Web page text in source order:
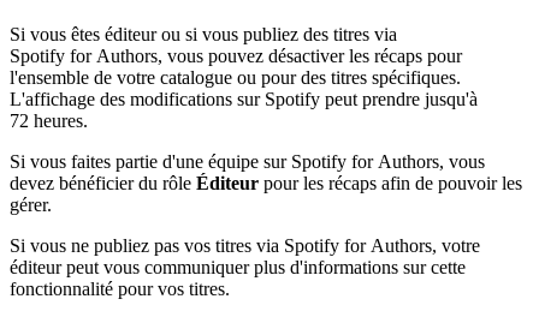
Si vous êtes éditeur ou si vous publiez des titres via
Spotify for Authors, vous pouvez désactiver les récaps pour
l'ensemble de votre catalogue ou pour des titres spécifiques.
L'affichage des modifications sur Spotify peut prendre jusqu'à
72 heures.
Si vous faites partie d'une équipe sur Spotify for Authors, vous
devez bénéficier du rôle Éditeur pour les récaps afin de pouvoir les
gérer.
Si vous ne publiez pas vos titres via Spotify for Authors, votre
éditeur peut vous communiquer plus d'informations sur cette
fonctionnalité pour vos titres.